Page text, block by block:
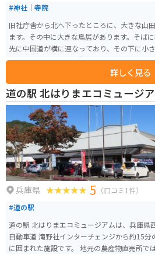
#神社｜寺院
旧社庁舎から北へ下ったところに、大きな山
ます。その中に大きな鳥居があります。そば
先に中国道が横に連なっており、その下に小
の高架をくぐると、木梨（こなし）神社があります。 木梨神社
穢れと祓いの神様として信仰されています。
内社で、第10代崇神天皇の時代に物部八十手
たと伝えられています。後に、将軍彦坐命が
受けて創建されました。 加東市を含む北播磨には蛇にまつわる逸話が多くあ
ります。三草山に近い木梨神社もその蛇にま
の一つです。木梨神社の境内は、植木が美し
れた清々しい雰囲気を持っています。
詳しく見る
道の駅 北はりまエコミュージ
兵庫県 5 （口コミ1件）
#道の駅
道の駅 北はりまエコミュージアムは、兵庫県
自動車道 滝野社インターチェンジから約15分の場所に位置し、緑豊かな自然
に囲まれた施設です。 地元の農産物直売所では、新鮮な野菜や果物をはじ